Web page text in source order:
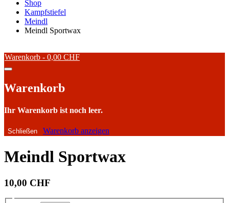
Shop
Kampfstiefel
Meindl
Meindl Sportwax
Warenkorb - 0,00 CHF
Warenkorb
Ihr Warenkorb ist noch leer.
Schließen Warenkorb anzeigen
Meindl Sportwax
10,00 CHF